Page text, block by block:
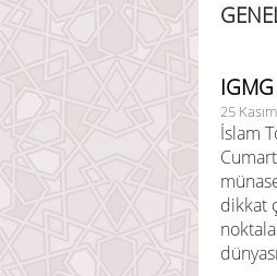
25
İslam
dikkat